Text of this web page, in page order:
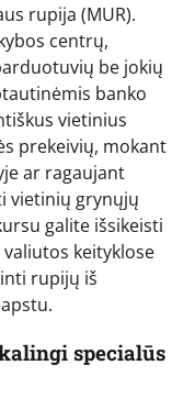
rupija (MUR).
centrų,
be jokių
banko
vietinius
prekeivių, mokant
ar ragaujant
vietinių grynųjų
galite išsikeisti
keityklose
rupijų iš
specialūs